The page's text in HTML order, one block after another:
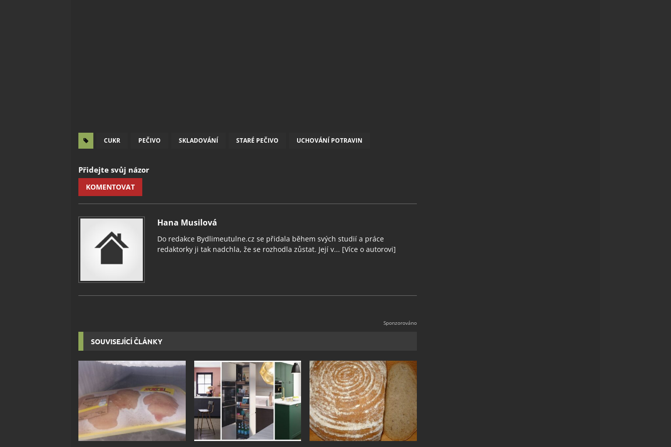
CUKR PEČIVO SKLADOVÁNÍ STARÉ PEČIVO UCHOVÁNÍ POTRAVIN
Přidejte svůj názor
KOMENTOVAT
Hana Musilová
Do redakce Bydlimeutulne.cz se přidala během svých studií a práce
redaktorky ji tak nadchla, že se rozhodla zůstat. Její v... [Více o autorovi]
SOUVISEJÍCÍ ČLÁNKY